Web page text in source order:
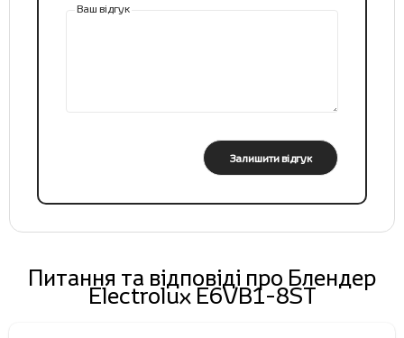
Ваш відгук
Залишити відгук
Питання та відповіді про Блендер
Electrolux E6VB1-8ST